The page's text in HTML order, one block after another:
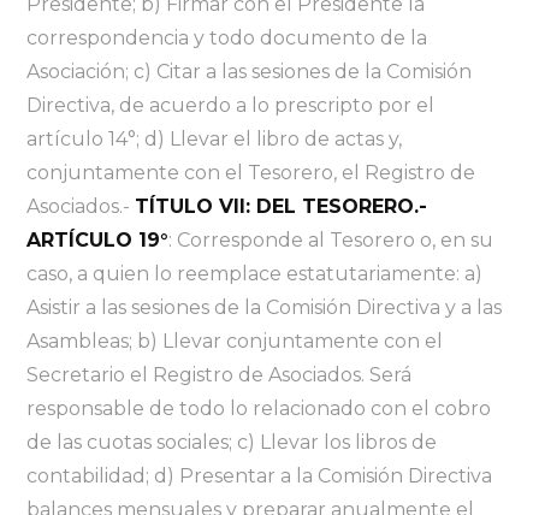
correspondencia y todo documento de la
Asociación; c) Citar a las sesiones de la Comisión
Directiva, de acuerdo a lo prescripto por el
artículo 14°; d) Llevar el libro de actas y,
conjuntamente con el Tesorero, el Registro de
Asociados.- TÍTULO VII: DEL TESORERO.-
ARTÍCULO 19°: Corresponde al Tesorero o, en su
caso, a quien lo reemplace estatutariamente: a)
Asistir a las sesiones de la Comisión Directiva y a las
Asambleas; b) Llevar conjuntamente con el
Secretario el Registro de Asociados. Será
responsable de todo lo relacionado con el cobro
de las cuotas sociales; c) Llevar los libros de
contabilidad; d) Presentar a la Comisión Directiva
balances mensuales y preparar anualmente el